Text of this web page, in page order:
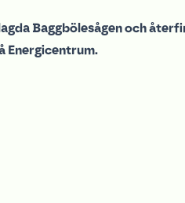
Baggbölesågen och
Energicentrum.